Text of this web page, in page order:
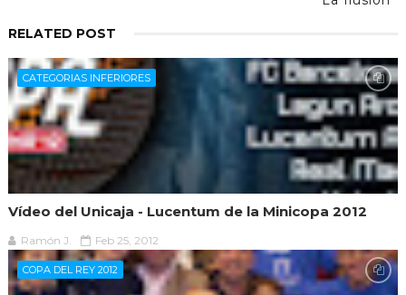
RELATED POST
CATEGORIAS INFERIORES
Vídeo del Unicaja - Lucentum de la Minicopa 2012
Ramón J. Feb 25, 2012
COPA DEL REY 2012